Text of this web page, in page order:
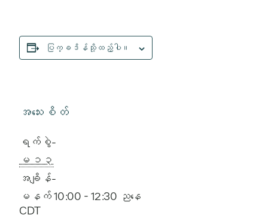
ပြက္ခဒိန်သို့ထည့်ပါ။
အသေးစိတ်
ရက်စွဲ-
ေမ ၁၃
အချိန်-
မနက် 10:00 - 12:30 ညနေ
CDT